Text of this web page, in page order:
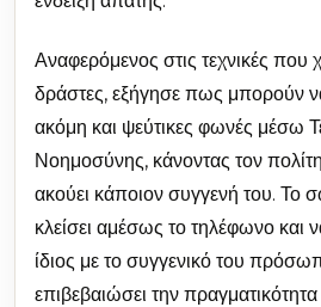
Αναφερόμενος στις τεχνικές που
δράστες, εξήγησε πως μπορούν
ακόμη και ψεύτικες φωνές μέσω
Νοημοσύνης, κάνοντας τον πολίτη
ακούει κάποιον συγγενή του. Το
κλείσει αμέσως το τηλέφωνο και
ίδιος με το συγγενικό του
επιβεβαιώσει την